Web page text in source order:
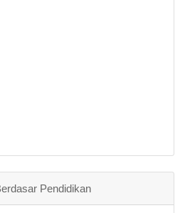
Pendidikan